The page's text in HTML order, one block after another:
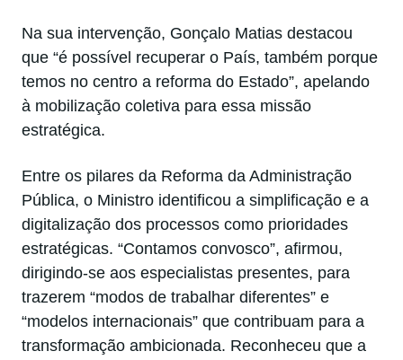
Na sua intervenção, Gonçalo Matias destacou
que “é possível recuperar o País, também porque
temos no centro a reforma do Estado”, apelando
à mobilização coletiva para essa missão
estratégica.
Entre os pilares da Reforma da Administração
Pública, o Ministro identificou a simplificação e a
digitalização dos processos como prioridades
estratégicas. “Contamos convosco”, afirmou,
dirigindo-se aos especialistas presentes, para
trazerem “modos de trabalhar diferentes” e
“modelos internacionais” que contribuam para a
transformação ambicionada. Reconheceu que a